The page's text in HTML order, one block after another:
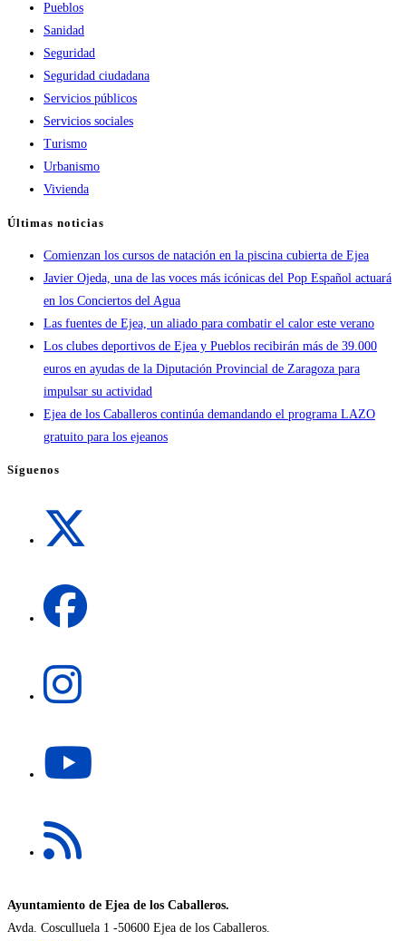
Pueblos
Sanidad
Seguridad
Seguridad ciudadana
Servicios públicos
Servicios sociales
Turismo
Urbanismo
Vivienda
Últimas noticias
Comienzan los cursos de natación en la piscina cubierta de Ejea
Javier Ojeda, una de las voces más icónicas del Pop Español actuará
en los Conciertos del Agua
Las fuentes de Ejea, un aliado para combatir el calor este verano
Los clubes deportivos de Ejea y Pueblos recibirán más de 39.000
euros en ayudas de la Diputación Provincial de Zaragoza para
impulsar su actividad
Ejea de los Caballeros continúa demandando el programa LAZO
gratuito para los ejeanos
Síguenos
pestaña
abre
abre
nueva
pestaña
en
nueva
pestaña
Ayuntamiento de Ejea de los Caballeros.
Avda. Cosculluela 1 -50600 Ejea de los Caballeros.